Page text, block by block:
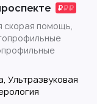
скорая помощь,
Ультразвуковая